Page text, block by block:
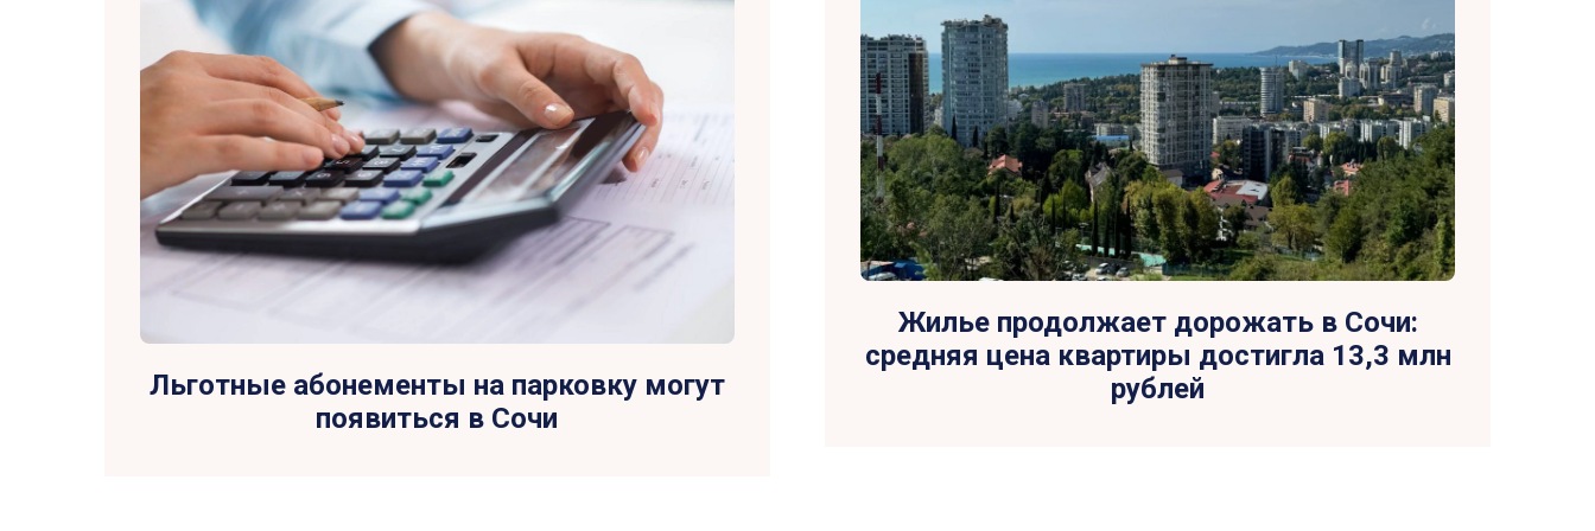
Льготные абонементы на парковку могут
появиться в Сочи
Жилье продолжает дорожать в Сочи:
средняя цена квартиры достигла 13,3 млн
рублей